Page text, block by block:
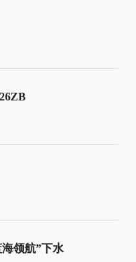
领航”下水